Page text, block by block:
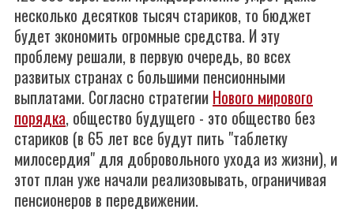
несколько десятков тысяч стариков, то бюджет
будет экономить огромные средства. И эту
проблему решали, в первую очередь, во всех
развитых странах с большими пенсионными
выплатами. Согласно стратегии Нового мирового
порядка, общество будущего - это общество без
стариков (в 65 лет все будут пить "таблетку
милосердия" для добровольного ухода из жизни), и
этот план уже начали реализовывать, ограничивая
пенсионеров в передвижении.